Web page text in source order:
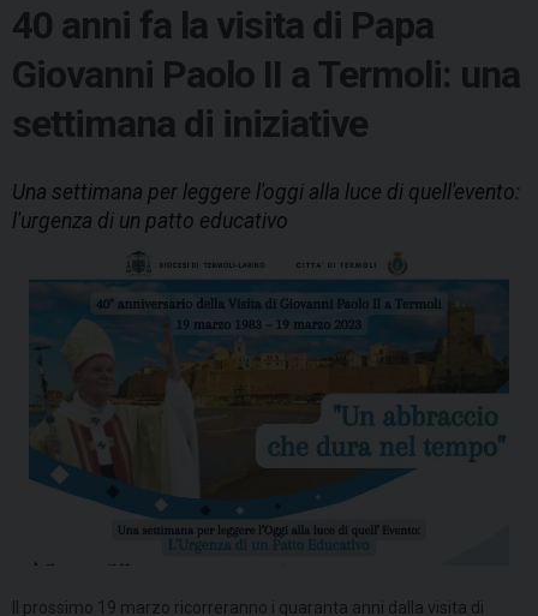
40 anni fa la visita di Papa
Giovanni Paolo II a Termoli: una
settimana di iniziative
Una settimana per leggere l'oggi alla luce di quell'evento:
l'urgenza di un patto educativo
Il prossimo 19 marzo ricorreranno i quaranta anni dalla visita di